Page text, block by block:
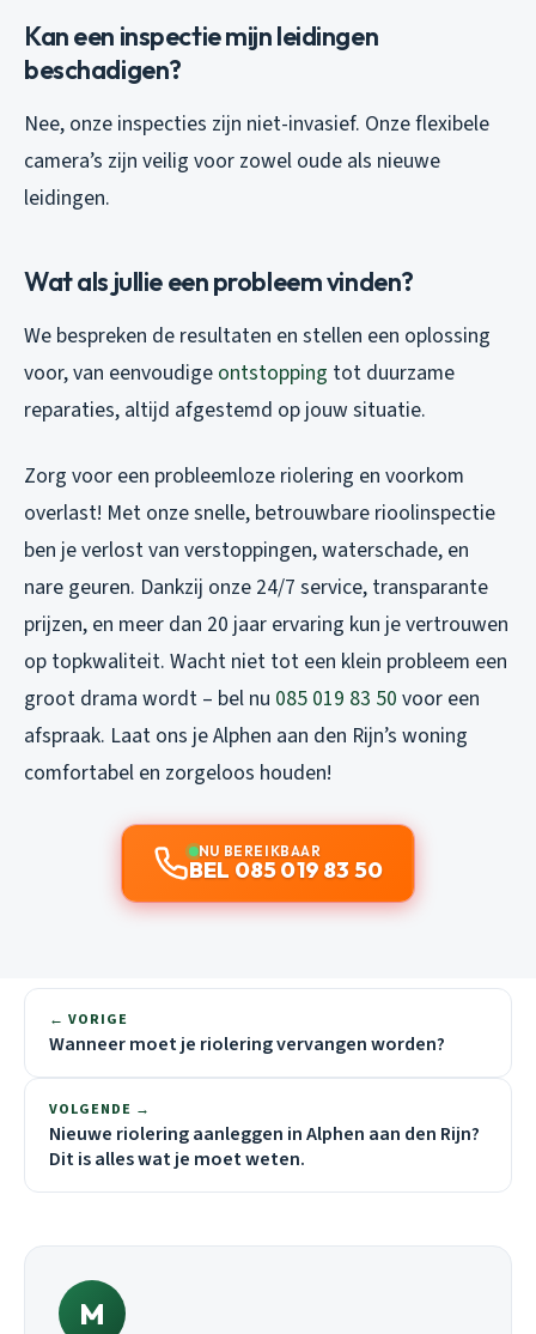
Kan een inspectie mijn leidingen
beschadigen?
Nee, onze inspecties zijn niet-invasief. Onze flexibele
camera’s zijn veilig voor zowel oude als nieuwe
leidingen.
Wat als jullie een probleem vinden?
We bespreken de resultaten en stellen een oplossing
voor, van eenvoudige ontstopping tot duurzame
reparaties, altijd afgestemd op jouw situatie.
Zorg voor een probleemloze riolering en voorkom
overlast! Met onze snelle, betrouwbare rioolinspectie
ben je verlost van verstoppingen, waterschade, en
nare geuren. Dankzij onze 24/7 service, transparante
prijzen, en meer dan 20 jaar ervaring kun je vertrouwen
op topkwaliteit. Wacht niet tot een klein probleem een
groot drama wordt – bel nu 085 019 83 50 voor een
afspraak. Laat ons je Alphen aan den Rijn’s woning
comfortabel en zorgeloos houden!
NU BEREIKBAAR
BEL 085 019 83 50
← VORIGE
Wanneer moet je riolering vervangen worden?
VOLGENDE →
Nieuwe riolering aanleggen in Alphen aan den Rijn?
Dit is alles wat je moet weten.
M